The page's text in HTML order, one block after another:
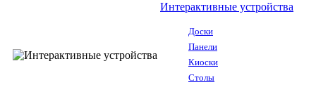
Интерактивные устройства
Доски
Панели
Киоски
Столы